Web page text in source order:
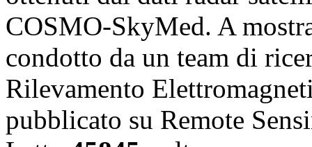
COSMO-SkyMed. A
condotto da un team di
Rilevamento
pubblicato su Remote